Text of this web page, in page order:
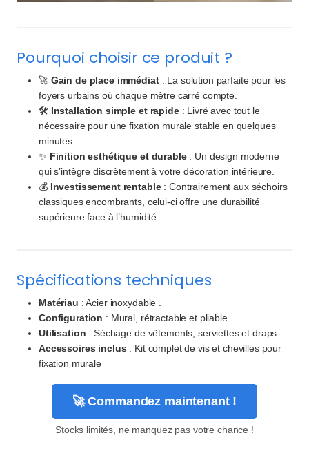
Pourquoi choisir ce produit ?
🚀 Gain de place immédiat: La solution parfaite pour les
foyers urbains où chaque mètre carré compte.
🛠️ Installation simple et rapide: Livré avec tout le
nécessaire pour une fixation murale stable en quelques
minutes.
✨ Finition esthétique et durable: Un design moderne
qui s’intègre discrètement à votre décoration intérieure.
💰 Investissement rentable: Contrairement aux séchoirs
classiques encombrants, celui-ci offre une durabilité
supérieure face à l’humidité.
Spécifications techniques
Matériau : Acier inoxydable .
Configuration : Mural, rétractable et pliable.
Utilisation : Séchage de vêtements, serviettes et draps.
Accessoires inclus : Kit complet de vis et chevilles pour
fixation murale
🚀 Commandez maintenant !
Stocks limités, ne manquez pas votre chance !